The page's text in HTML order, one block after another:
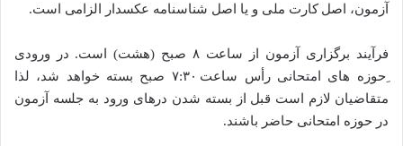
آزمون، اصل کارت ملی و یا اصل شناسنامه عکسدار الزامی است.
فرآیند برگزاری آزمون از ساعت ۸ صبح (هشت) است. در ورودی
ِحوزه های امتحانی رأس ساعت ۷:۳۰ صبح بسته خواهد شد، لذا
متقاضیان لازم است قبل از بسته شدن درهای ورود به جلسه آزمون
در حوزه امتحانی حاضر باشند.